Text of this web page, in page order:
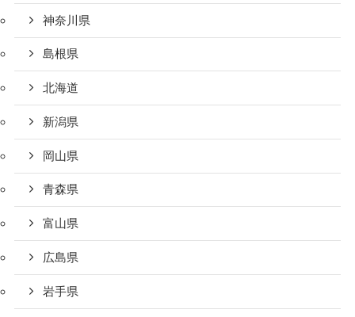
神奈川県
島根県
北海道
新潟県
岡山県
青森県
富山県
広島県
岩手県